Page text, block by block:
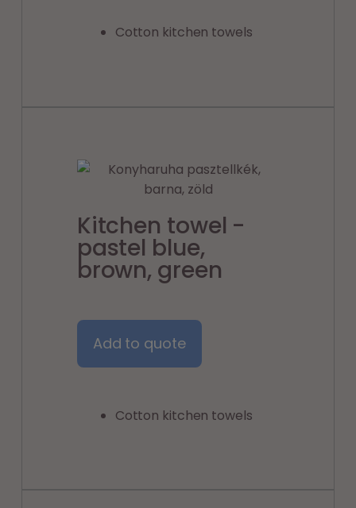
Cotton kitchen towels
Kitchen towel -
pastel blue,
brown, green
Add to quote
Cotton kitchen towels